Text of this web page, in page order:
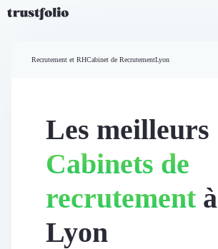
Widgets d'avis
Partage d’avis multicanal
Vidéo de témoignage
Révéler le réseau
Vitrine & média
Recrutement et RHCabinet de RecrutementLyon
Les meilleurs
Cabinets de
recrutement à
Lyon